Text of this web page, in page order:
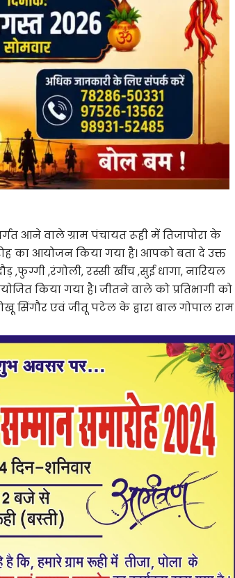
आने वाले ग्राम पंचायत रूही में तिजापोरा के
का आयोजन किया गया है। आपको बता दे उक्त
,फुग्गी ,रंगोली, रस्सी खींच ,सुई धागा, नारियल
किया गया है। जीतने वाले को प्रतिभागी को
सिंगौर एवं जीतू पटेल के द्वारा बाल गोपाल राम